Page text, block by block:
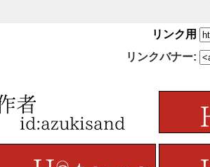
リンク用
リンクバナー: